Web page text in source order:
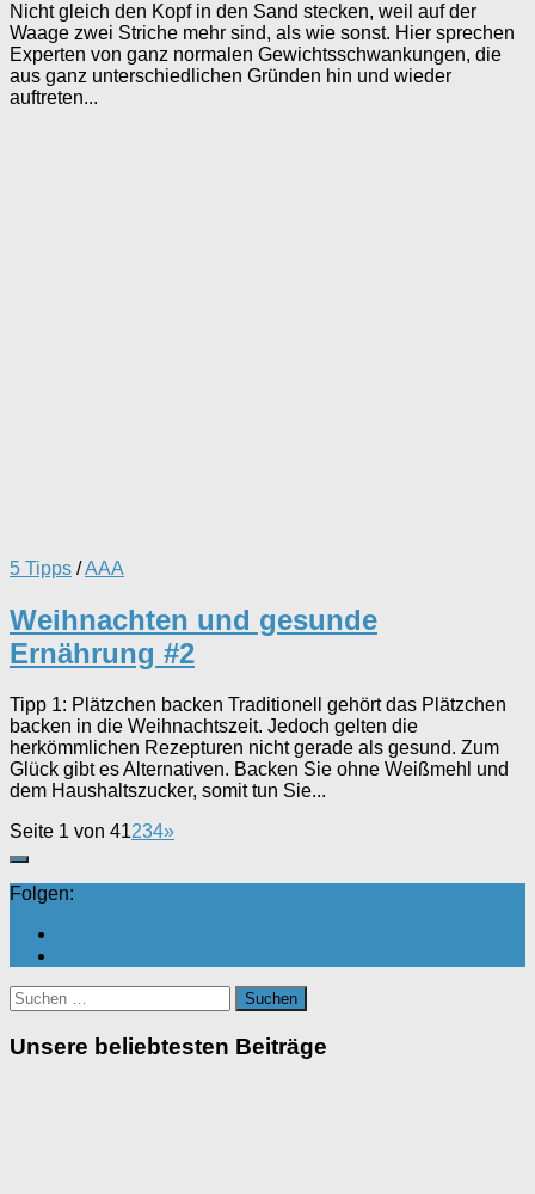
Nicht gleich den Kopf in den Sand stecken, weil auf der
Waage zwei Striche mehr sind, als wie sonst. Hier sprechen
Experten von ganz normalen Gewichtsschwankungen, die
aus ganz unterschiedlichen Gründen hin und wieder
auftreten...
5 Tipps /AAA
Weihnachten und gesunde
Ernährung #2
Tipp 1: Plätzchen backen Traditionell gehört das Plätzchen
backen in die Weihnachtszeit. Jedoch gelten die
herkömmlichen Rezepturen nicht gerade als gesund. Zum
Glück gibt es Alternativen. Backen Sie ohne Weißmehl und
dem Haushaltszucker, somit tun Sie...
Seite 1 von 41234»
Folgen:
Suchen
nach:
Unsere beliebtesten Beiträge